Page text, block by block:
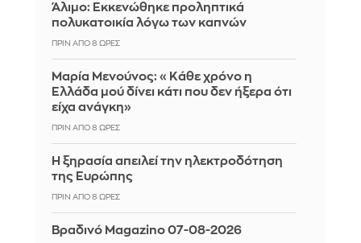
Άλιμο: Εκκενώθηκε προληπτικά
πολυκατοικία λόγω των καπνών
ΠΡΙΝ ΑΠΌ 8 ΏΡΕΣ
Μαρία Μενούνος: «Κάθε χρόνο η
Ελλάδα μού δίνει κάτι που δεν ήξερα ότι
είχα ανάγκη»
ΠΡΙΝ ΑΠΌ 8 ΏΡΕΣ
Η ξηρασία απειλεί την ηλεκτροδότηση
της Ευρώπης
ΠΡΙΝ ΑΠΌ 8 ΏΡΕΣ
Βραδινό Magazino 07-08-2026